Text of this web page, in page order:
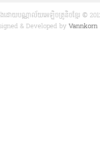
ងដោយបណ្ណាល័យអេឡិចត្រូនិចខ្មែរ ©
& Developed by Vannkorn